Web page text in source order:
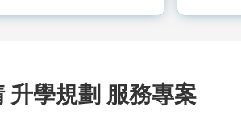
升學規劃 服務專案